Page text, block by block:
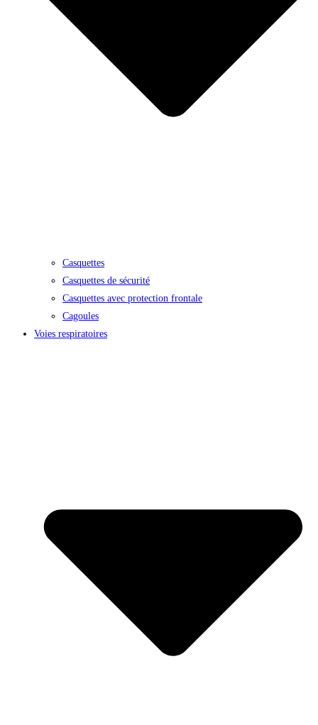
Casquettes
Casquettes de sécurité
Casquettes avec protection frontale
Cagoules
Voies respiratoires